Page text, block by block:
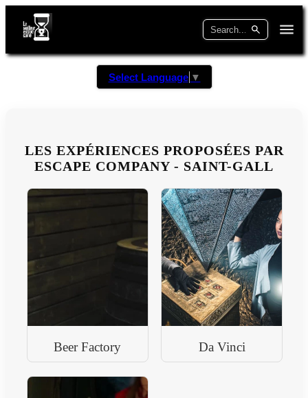
Select Language ▼
LES EXPÉRIENCES PROPOSÉES PAR
ESCAPE COMPANY - SAINT-GALL
Beer Factory Da Vinci